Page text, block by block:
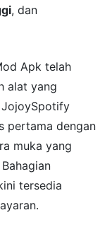
, dan
Apk telah
alat yang
pertama dengan
muka yang
tersedia